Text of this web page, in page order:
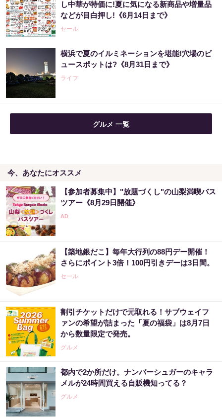
してみて
PR（森永乳業）
アマゾンで大人気！血圧対策はコーヒーに足
してみて
PR（森永乳業）
売り場じゃ教えてくれない！当たる人だけが
やってる宝くじの習慣
売り場じゃ教えてくれない！当たる人だけが
やってる宝くじの習慣
PR（合同会社デジタルファーム ）
PR（株式会社HAL）
し中華が特価に!夏に気になる新商品や増量品
などが目白押し!《6月14日まで》
セール
横浜で夏のイルミネーションを堪能!穴場のビ
ュースポットは?《8月31日まで》
ライフ
グルメ 一覧
今、あなたにオススメ
【参加者募集中】"放題づくし"の山梨満喫バス
ツアー《8月29日開催》
【築地銀だこ】毎年大行列の88円デー開催！
さらにポイント3倍！100円引きデーは3日間。
セール
割引チケットだけで元取れる！サブウェイフ
ァンの希望が詰まった「夏の福袋」は8月7日
から数量限定で発売。
グルメ
都内で2か所だけ。ナンバーシュガーのキャラ
メルが24時間買える自販機知ってる？
グルメ